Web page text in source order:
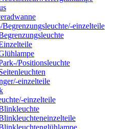
Begrenzungsleuchte/-einzelteile
Positionsleuchte
einzelteile
einzelteile